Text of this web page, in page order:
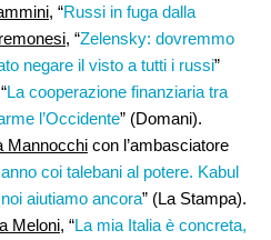
, “Russi in fuga dalla
, “Zelensky: dovremmo
negare il visto a tutti i russi”
La cooperazione finanziaria tra
l’Occidente” (Domani).
Mannocchi con l’ambasciatore
coi talebani al potere. Kabul
aiutiamo ancora” (La Stampa).
Meloni, “La mia Italia è concreta,